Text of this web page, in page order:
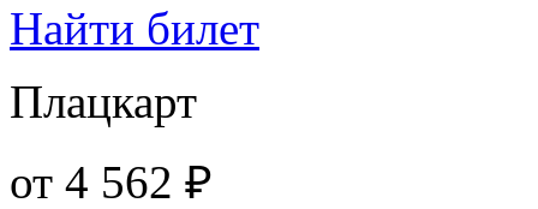
Найти билет
Плацкарт
от 4 562 ₽